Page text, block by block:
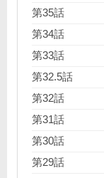
第35話
第34話
第33話
第32.5話
第32話
第31話
第30話
第29話